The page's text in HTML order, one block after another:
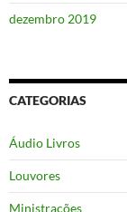
dezembro 2019
CATEGORIAS
Áudio Livros
Louvores
Ministrações